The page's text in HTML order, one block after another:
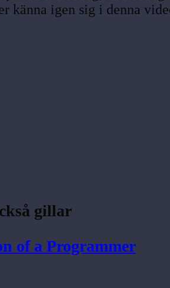
känna igen sig i denna
gillar
of a Programmer